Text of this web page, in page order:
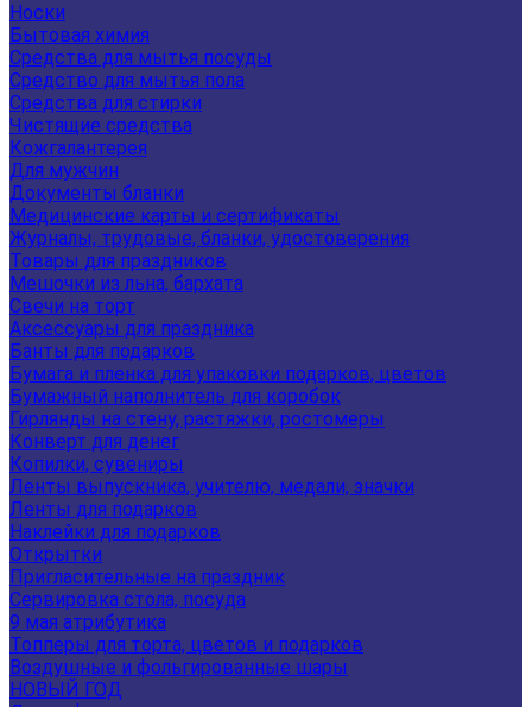
Носки
Бытовая химия
Средства для мытья посуды
Средство для мытья пола
Средства для стирки
Чистящие средства
Кожгалантерея
Для мужчин
Документы бланки
Медицинские карты и сертификаты
Журналы, трудовые, бланки, удостоверения
Товары для праздников
Мешочки из льна, бархата
Свечи на торт
Аксессуары для праздника
Банты для подарков
Бумага и пленка для упаковки подарков, цветов
Бумажный наполнитель для коробок
Гирлянды на стену, растяжки, ростомеры
Конверт для денег
Копилки, сувениры
Ленты выпускника, учителю, медали, значки
Ленты для подарков
Наклейки для подарков
Открытки
Пригласительные на праздник
Сервировка стола, посуда
9 мая атрибутика
Топперы для торта, цветов и подарков
Воздушные и фольгированные шары
НОВЫЙ ГОД